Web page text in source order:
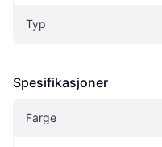
Typ
Spesifikasjoner
Farge